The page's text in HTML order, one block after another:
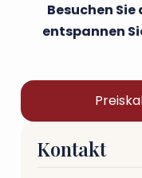
Besuchen
entspannen
Kontakt